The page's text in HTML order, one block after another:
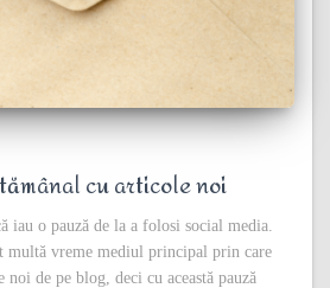
cu articole noi
iau o pauză de la a folosi social media.
multă vreme mediul principal prin care
de pe blog, deci cu această pauză